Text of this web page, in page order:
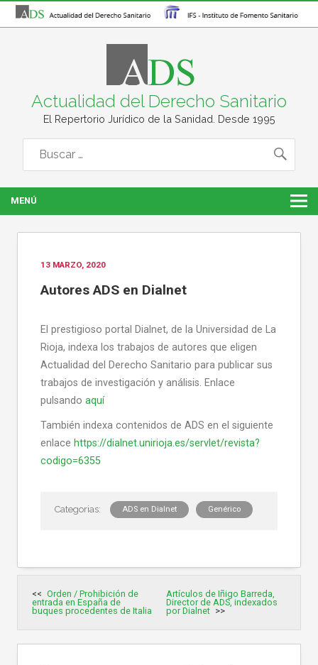
Actualidad del Derecho Sanitario
El Repertorio Jurídico de la Sanidad. Desde 1995
MENÚ
13 MARZO, 2020
Autores ADS en Dialnet
El prestigioso portal Dialnet, de la Universidad de La
Rioja, indexa los trabajos de autores que eligen
Actualidad del Derecho Sanitario para publicar sus
trabajos de investigación y análisis. Enlace
pulsando aquí
También indexa contenidos de ADS en el siguiente
enlace https://dialnet.unirioja.es/servlet/revista?
codigo=6355
ADS en Dialnet Genérico
de
entradas
Orden / Prohibición de
entrada en España de
buques procedentes de Italia
Artículos de Iñigo Barreda,
Director de ADS, indexados
por Dialnet